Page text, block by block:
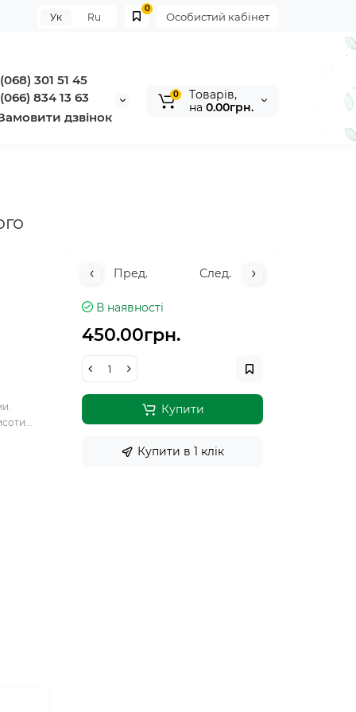
Особистий кабінет
0
Ук Ru
301 51 45
834 13 63
дзвінок
0
Tоварів,
на 0.00грн.
Пред. След.
В наявності
450.00грн.
Купити
Купити в 1 клiк